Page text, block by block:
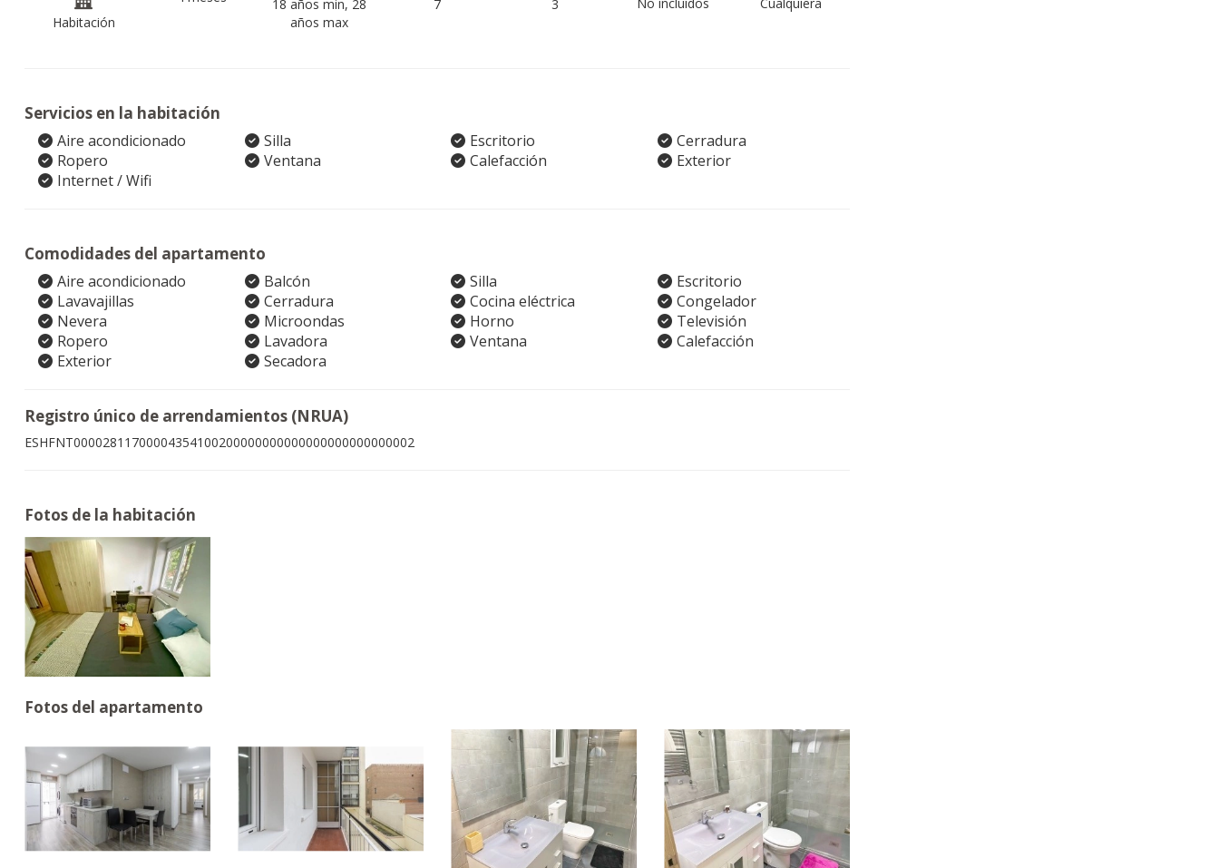
Habitación
18 años min, 28
años max
7 3
Servicios en la habitación
Aire acondicionado Silla Escritorio
Cerradura
Ropero
Ventana Calefacción
Exterior
Internet / Wifi
Comodidades del apartamento
Aire acondicionado Balcón Silla
Escritorio
Lavavajillas
Cerradura Cocina eléctrica
Congelador
Nevera
Microondas Horno
Televisión
Ropero
Lavadora Ventana
Calefacción
Exterior
Secadora
Registro único de arrendamientos (NRUA)
ESHFNT00002811700004354100200000000000000000000000002
Fotos de la habitación
Fotos del apartamento